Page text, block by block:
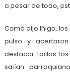
a pesar de todo,
Como dijo Iñigo,
pulso y
destacar todos
salían